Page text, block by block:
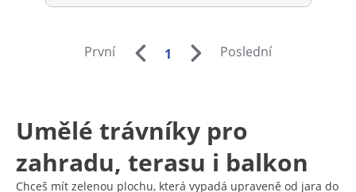
První 1 Poslední
Umělé trávníky pro
zahradu, terasu i balkon
Chceš mít zelenou plochu, která vypadá upraveně od jara do